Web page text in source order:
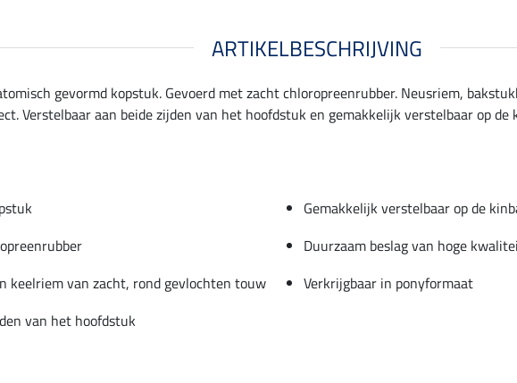
ARTIKELBESCHRIJVING
gevormd kopstuk. Gevoerd met zacht chloropreenrubber. Neusriem,
Verstelbaar aan beide zijden van het hoofdstuk en gemakkelijk verstelbaar op
Gemakkelijk verstelbaar op de
Duurzaam beslag van hoge
keelriem van zacht, rond gevlochten touw
Verkrijgbaar in ponyformaat
van het hoofdstuk